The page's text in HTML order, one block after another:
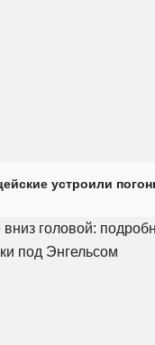
устроили